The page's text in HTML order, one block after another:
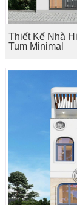
Thiết Kế Nhà
Tum Minimal